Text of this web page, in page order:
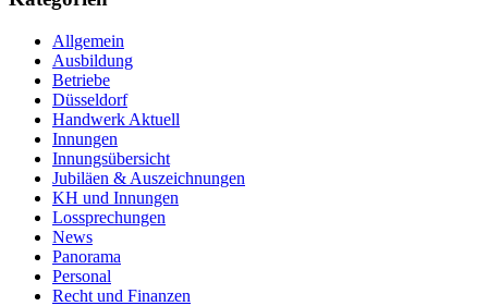
Allgemein
Ausbildung
Betriebe
Düsseldorf
Handwerk Aktuell
Innungen
Innungsübersicht
Jubiläen & Auszeichnungen
KH und Innungen
Lossprechungen
News
Panorama
Personal
Recht und Finanzen